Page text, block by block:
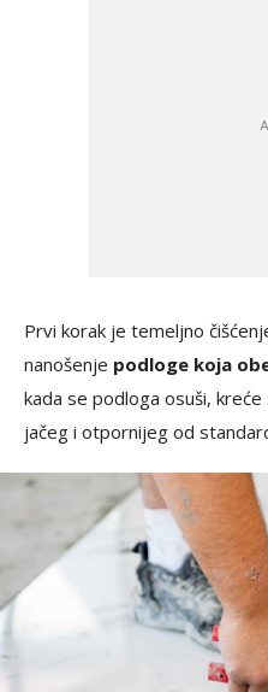
Prvi korak je temeljno
nanošenje podloge koja
kada se podloga osuši,
jačeg i otpornijeg od